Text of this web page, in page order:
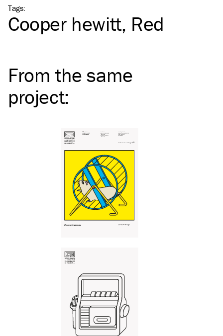
Tags:
Cooper hewitt Red
From the same
project: